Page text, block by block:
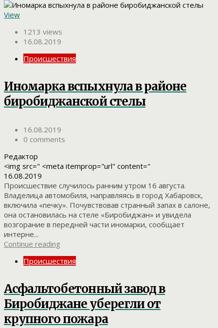
View
1213 views
16.08.2019
Происшествия
Иномарка вспыхнула в районе
биробиджанской стелы
16.08.2019
0 comments
Редактор
<img src=" <meta itemprop="url" content="
16.08.2019
Происшествие случилось ранним утром 16 августа.
Владелица автомобиля, направляясь в город Хабаровск,
включила «печку». Почувствовав странный запах в салоне,
она остановилась на стеле «Биробиджан» и увидела
возгорание в передней части иномарки, сообщает
интерне...
Continue reading
Происшествия
Асфальтобетонный завод в
Биробиджане уберегли от
крупного пожара